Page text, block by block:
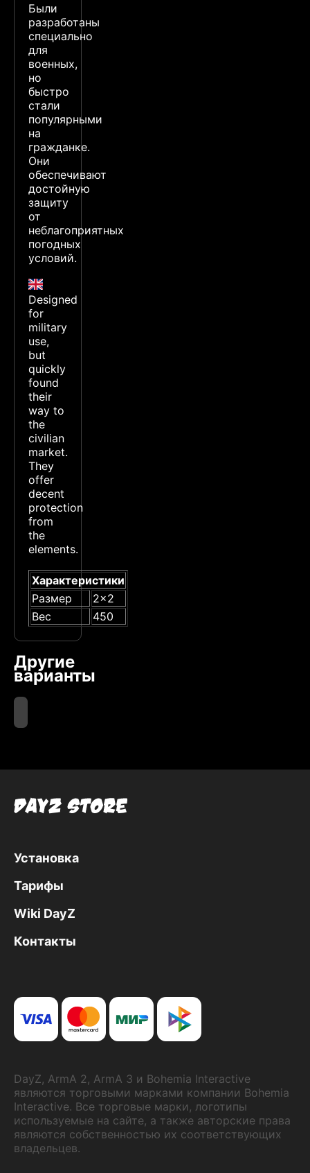
Были
разработаны
специально
для
военных,
но
быстро
стали
популярными
на
гражданке.
Они
обеспечивают
достойную
защиту
от
неблагоприятных
погодных
условий.
Designed
for
military
use,
but
quickly
found
their
way to
the
civilian
market.
They
offer
decent
protection
from
the
elements.
Характеристики
Размер
2x2
Вес
450
Другие
варианты
Установка
Тарифы
Wiki DayZ
Контакты
DayZ, ArmA 2, ArmA 3 и Bohemia Interactive
являются торговыми марками компании Bohemia
Interactive. Все торговые марки, логотипы
используемые на сайте, а также авторские права
являются собственностью их соответствующих
владельцев.